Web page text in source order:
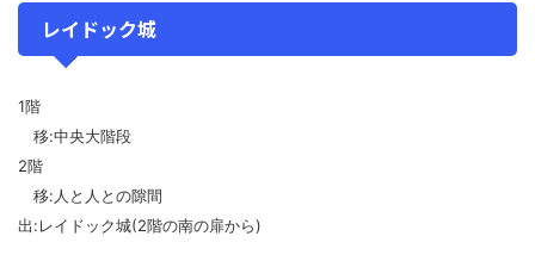
レイドック城
1階
移:中央大階段
2階
移:人と人との隙間
出:レイドック城(2階の南の扉から)